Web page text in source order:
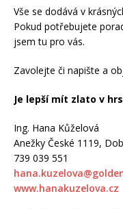
Vše se dodává v
Pokud potřebujete
jsem tu pro vás.
Zavolejte či napište a
Je lepší mít zlato v
Ing. Hana Kůželová
Anežky České 1119,
739 039 551
www.hanakuzelova.cz